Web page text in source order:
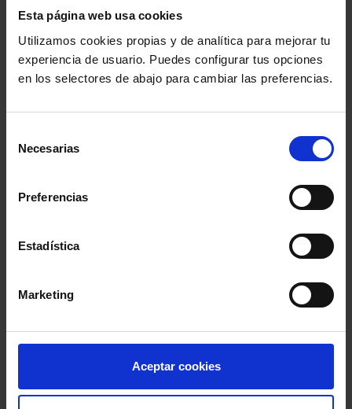
Esta página web usa cookies
Utilizamos cookies propias y de analítica para mejorar tu
experiencia de usuario. Puedes configurar tus opciones
en los selectores de abajo para cambiar las preferencias.
Necesarias
Preferencias
Estadística
Marketing
Aceptar cookies
César Pinto, la
Asociación Pro
Derechos Humanos de
España y el portal de
información
Premios Derechos
aprueba un presupuesto
de 11.418.917 euros